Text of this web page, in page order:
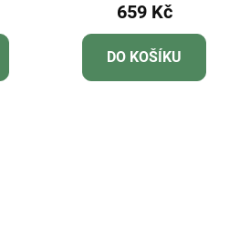
659 Kč
DO KOŠÍKU